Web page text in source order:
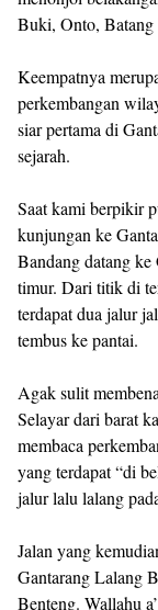
Buki, Onto, Batang
Keempatnya
perkembangan
siar pertama di
sejarah.
Saat kami berpikir
kunjungan ke
Bandang datang ke
timur. Dari titik di
terdapat dua jalur
tembus ke pantai.
Agak sulit
Selayar dari barat
membaca
yang terdapat “di
jalur lalu lalang
Jalan yang
Gantarang Lalang
Benteng. Wallahu